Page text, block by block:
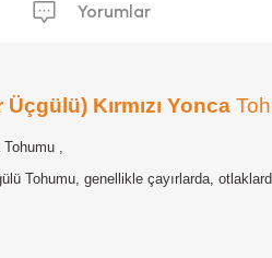
Yorumlar
Kırmızı Yonca
Tohumu ,
Tohumu, genellikle çayırlarda,